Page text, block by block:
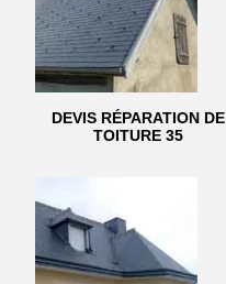
DEVIS RÉPARATION DE
TOITURE 35